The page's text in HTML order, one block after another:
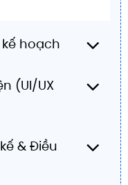
hoạch
(UI/UX
& Điều